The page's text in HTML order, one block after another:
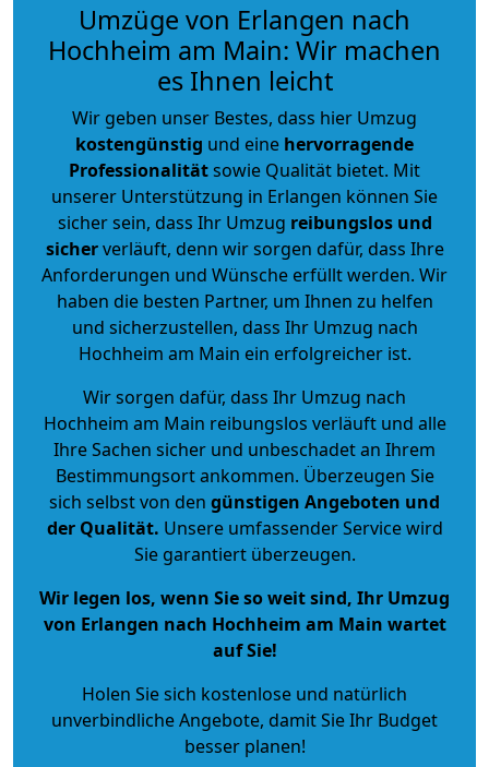
Umzüge von Erlangen nach
Hochheim am Main: Wir machen
es Ihnen leicht
Wir geben unser Bestes, dass hier Umzug
kostengünstig und eine hervorragende
Professionalitätsowie Qualität bietet. Mit
unserer Unterstützung in Erlangen können Sie
sicher sein, dass Ihr Umzug reibungslos und
sicherverläuft, denn wir sorgen dafür, dass Ihre
Anforderungen und Wünsche erfüllt werden. Wir
haben die besten Partner, um Ihnen zu helfen
und sicherzustellen, dass Ihr Umzug nach
Hochheim am Main ein erfolgreicher ist.
Wir sorgen dafür, dass Ihr Umzug nach
Hochheim am Main reibungslos verläuft und alle
Ihre Sachen sicher und unbeschadet an Ihrem
Bestimmungsort ankommen. Überzeugen Sie
sich selbst von den günstigen Angeboten und
der Qualität. Unsere umfassender Service wird
Sie garantiert überzeugen.
Wir legen los, wenn Sie so weit sind, Ihr Umzug
von Erlangen nach Hochheim am Main wartet
auf Sie!
Holen Sie sich kostenlose und natürlich
unverbindliche Angebote, damit Sie Ihr Budget
besser planen!